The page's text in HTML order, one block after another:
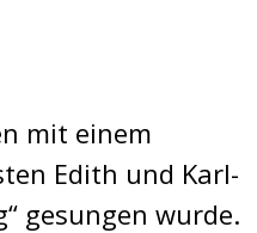
mit einem
Edith und Karl-
gesungen wurde.